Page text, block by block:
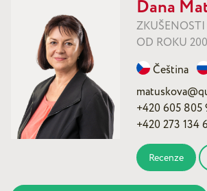
Dana
OD ROKU
Čeština
+420 605 805
+420 273 134
Recenze